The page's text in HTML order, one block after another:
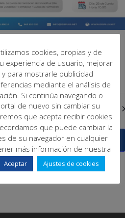
novedades de Fincas Plus
Siguiente día
al calendario
cookies, propias y de
experiencia de usuario, mejorar
para mostrarle publicidad
mediante el análisis de
Si continúa navegando o
de nuevo sin cambiar su
que acepta recibir cookies
que puede cambiar la
de su navegador en cualquier
más información de nuestra
Aceptar Ajustes de cookies